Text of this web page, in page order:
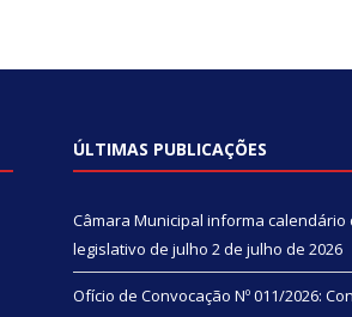
ÚLTIMAS PUBLICAÇÕES
Câmara Municipal informa calendário
legislativo de julho 2 de julho de 2026
Ofício de Convocação Nº 011/2026: